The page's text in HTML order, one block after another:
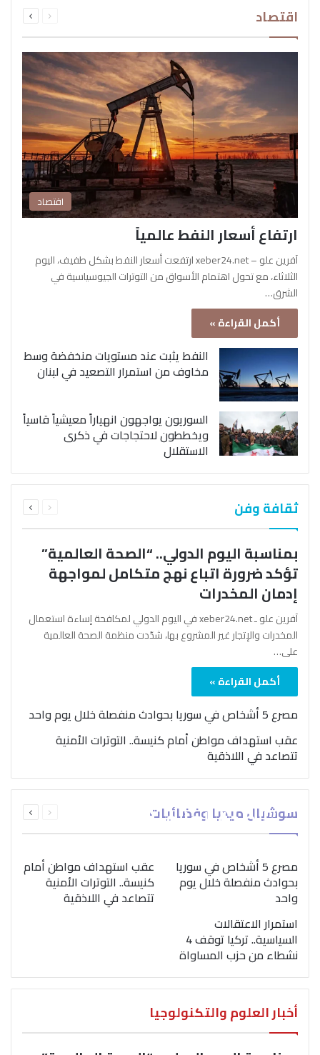
اقتصاد الصفحةالصفحة
اقتصاد
ارتفاع أسعار النفط عالمياً
آفرين علو – xeber24.net ارتفعت أسعار النفط بشكل طفيف، اليوم
الثلاثاء، مع تحول اهتمام الأسواق من التوترات الجيوسياسية في
الشرق…
أكمل القراءة »
النفط يثبت عند مستويات منخفضة وسط
مخاوف من استمرار التصعيد في لبنان
السوريون يواجهون انهياراً معيشياً قاسياً
ويخططون لاحتجاجات في ذكرى
الاستقلال
ثقافة وفن الصفحةالصفحة
بمناسبة اليوم الدولي.. “الصحة العالمية”
تؤكد ضرورة اتباع نهج متكامل لمواجهة
إدمان المخدرات
آفرين علو ـ xeber24.net في اليوم الدولي لمكافحة إساءة استعمال
المخدرات والإتجار غير المشروع بها، شدّدت منظمة الصحة العالمية
على…
أكمل القراءة »
مصرع 5 أشخاص في سوريا بحوادث منفصلة خلال يوم واحد
عقب استهداف مواطن أمام كنيسة.. التوترات الأمنية
تتصاعد في اللاذقية
سوشيال ميديا وفضائيات الصفحةالصفحة
بمناسبة اليوم الدولي..
“الصحة العالمية” تؤكد
ضرورة اتباع نهج متكامل
لمواجهة إدمان المخدرات
مصرع 5 أشخاص في سوريا
بحوادث منفصلة خلال يوم
واحد
عقب استهداف مواطن أمام
كنيسة.. التوترات الأمنية
تتصاعد في اللاذقية
استمرار الاعتقالات
السياسية.. تركيا توقف 4
نشطاء من حزب المساواة
أخبار العلوم والتكنولوجيا